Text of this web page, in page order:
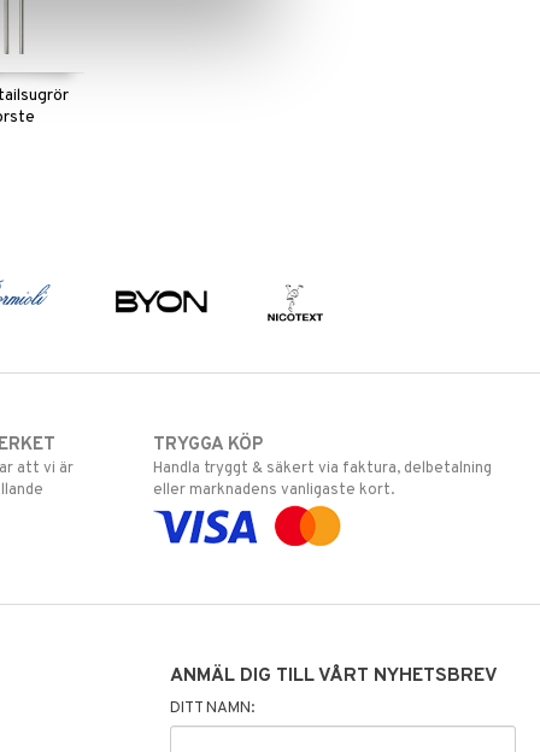
att vi är
TRYGGA KÖP
Handla tryggt & säkert via faktura, delbetalning
eller marknadens vanligaste kort.
ANMÄL DIG TILL VÅRT NYHETSBREV
DITT NAMN: